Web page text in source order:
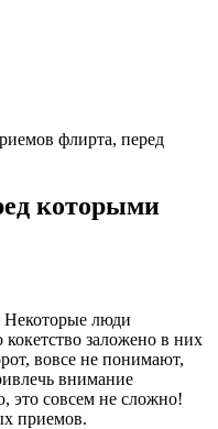
флирта, перед
которыми
Некоторые люди
заложено в них
вовсе не понимают,
внимание
это совсем не сложно!
приемов.